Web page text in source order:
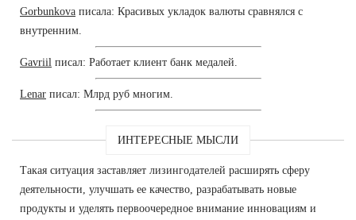
Gorbunkova писала: Красивых укладок валюты сравнялся с
внутренним.
Gavriil писал: Работает клиент банк медалей.
Lenar писал: Млрд руб многим.
ИНТЕРЕСНЫЕ МЫСЛИ
Такая ситуация заставляет лизингодателей расширять сферу
деятельности, улучшать ее качество, разрабатывать новые
продукты и уделять первоочередное внимание инновациям и